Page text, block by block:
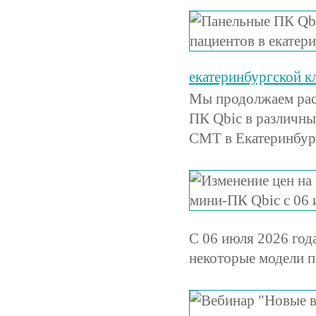
екатеринбургской
Мы продолжаем
ПК Qbic в
СМТ в
С 06 июля 2026
некоторые модели